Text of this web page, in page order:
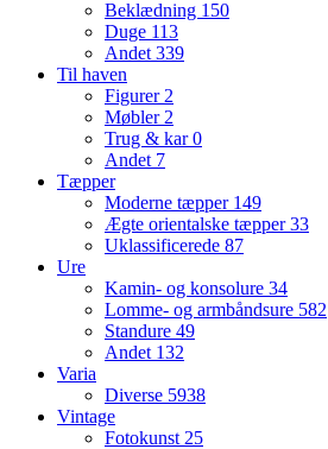
Beklædning 150
Duge 113
Andet339
Til haven
Figurer2
Møbler2
Trug & kar0
Andet 7
Tæpper
Moderne tæpper 149
Ægte orientalske tæpper33
Uklassificerede 87
Ure
Kamin- og konsolure 34
Lomme- og armbåndsure 582
Standure 49
Andet 132
Varia
Diverse 5938
Vintage
Fotokunst25